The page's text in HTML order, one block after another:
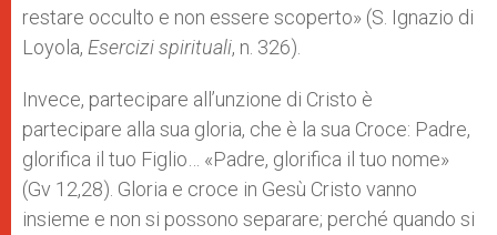
restare occulto e non essere scoperto» (S. Ignazio di
Loyola, Esercizi spirituali, n. 326).
Invece, partecipare all’unzione di Cristo è
partecipare alla sua gloria, che è la sua Croce: Padre,
glorifica il tuo Figlio… «Padre, glorifica il tuo nome»
(Gv 12,28). Gloria e croce in Gesù Cristo vanno
insieme e non si possono separare; perché quando si